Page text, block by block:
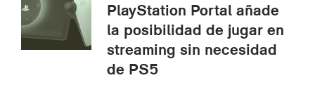
PlayStation Portal añade
la posibilidad de jugar en
streaming sin necesidad
de PS5